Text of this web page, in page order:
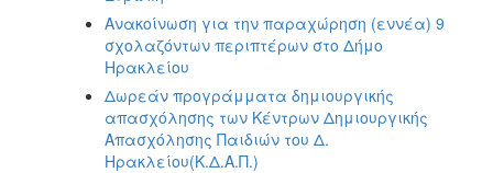
Ανακοίνωση για την παραχώρηση (εννέα) 9
σχολαζόντων περιπτέρων στο Δήμο
Ηρακλείου
Δωρεάν προγράμματα δημιουργικής
απασχόλησης των Κέντρων Δημιουργικής
Απασχόλησης Παιδιών του Δ.
Ηρακλείου(Κ.Δ.Α.Π.)